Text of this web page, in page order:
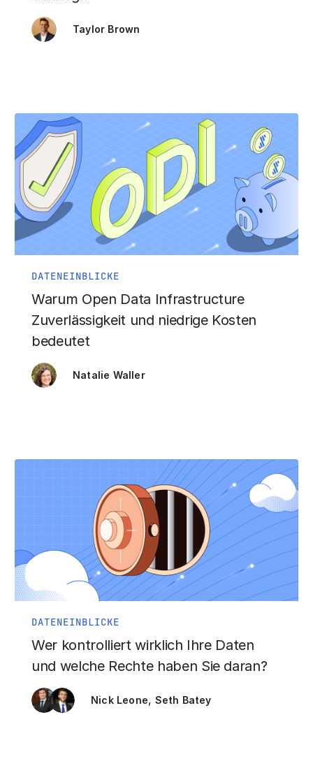
Taylor Brown
DATENEINBLICKE
Warum Open Data Infrastructure
Zuverlässigkeit und niedrige Kosten
bedeutet
Natalie Waller
DATENEINBLICKE
Wer kontrolliert wirklich Ihre Daten
und welche Rechte haben Sie daran?
Nick Leone, Seth Batey